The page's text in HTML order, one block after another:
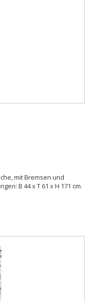
mit Bremsen und
B 44 x T 61 x H 171 cm.